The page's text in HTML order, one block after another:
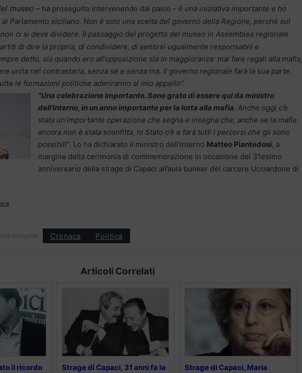
museo – ha proseguito intervenendo dal palco – è una iniziativa importante e ho
Parlamento siciliano. Non è solo una scelta del governo della Regione, perché sul
ci si deve dividere. Il passaggio del progetto del museo in Assemblea regionale
di dire la propria, di condividere, di sentirsi ugualmente responsabili e
detto, sia quando ero all’opposizione sia in maggioranza: mai fare regali alla mafia,
unita nel contrastarla, senza se e senza ma. Il governo regionale farà la sua parte,
le formazioni politiche aderiranno al mio appello”.
“Una celebrazione importante. Sono grato di essere qui da ministro
dell’Interno, in un anno importante per la lotta alla mafia. Anche oggi c’è
stata un’importante operazione che segna e insegna che, anche se la mafia
ancora non è stata sconfitta, lo Stato c’è e farà tutti i percorsi che gli sono
possibili“. Lo ha dichiarato il ministro dell’Interno Matteo Piantedosi, a
margine della cerimonia di commemorazione in occasione del 31esimo
anniversario della strage di Capaci all’aula bunker del carcere Ucciardone di
categorie: Cronaca Politica
Articoli Correlati
il ricordo
Strage di Capaci, 31 anni fa la
Strage di Capaci, Maria